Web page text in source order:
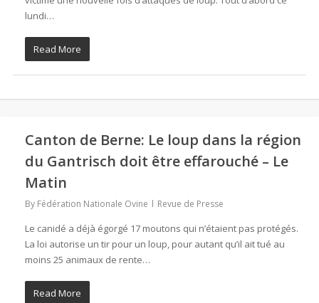
lundi…
Read More
Canton de Berne: Le loup dans la région
du Gantrisch doit être effarouché – Le
Matin
By Fédération Nationale Ovine Revue de Presse
Le canidé a déjà égorgé 17 moutons qui n’étaient pas protégés.
La loi autorise un tir pour un loup, pour autant qu’il ait tué au
moins 25 animaux de rente…
Read More